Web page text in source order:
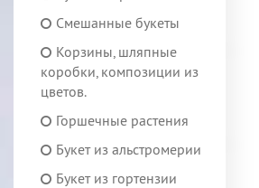
Смешанные букеты
Корзины, шляпные
коробки, композиции из
цветов.
Горшечные растения
Букет из альстромерии
Букет из гортензии